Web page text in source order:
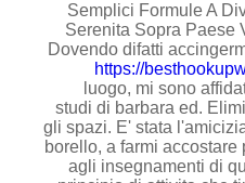
9 Semplici Formule A
Serenita Sopra Paese
Dovendo difatti
https://
luogo, mi sono
studi di barbara ed.
gli spazi. E' stata
borello, a farmi
agli insegnamenti di